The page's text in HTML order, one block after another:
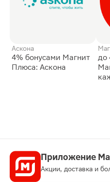
Аскона
4% бонусами Магнит
Плюса: Аскона
до
Приложение
Акции, доставка и